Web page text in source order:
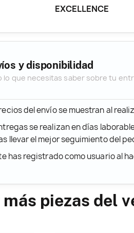
EXCELLENCE
y disponibilidad
lo que necesitas saber sobre tu
del envío se muestran al
se realizan en días
llevar el mejor seguimiento del
has registrado como usuario al
más piezas del